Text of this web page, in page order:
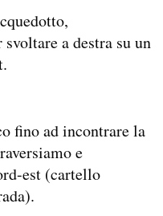
a destra su un
fino ad incontrare la
e
est (cartello